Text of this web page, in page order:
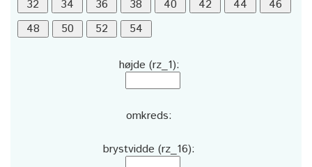
højde (rz_1):
omkreds:
brystvidde (rz_16):